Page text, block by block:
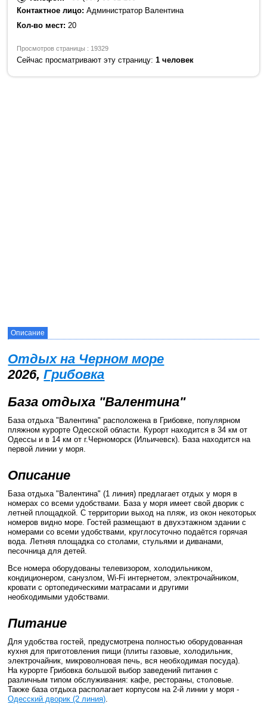
Контактное лицо: Администратор Валентина
Кол-во мест: 20
Просмотров страницы : 19329
Сейчас просматривают эту страницу:1 человек
Описание
Отдых на Черном море
2026,Грибовка
База отдыха "Валентина"
База отдыха "Валентина" расположена в Грибовке, популярном
пляжном курорте Одесской области. Курорт находится в 34 км от
Одессы и в 14 км от г.Черноморск (Ильичевск). База находится на
первой линии у моря.
Описание
База отдыха "Валентина" (1 линия) предлагает отдых у моря в
номерах со всеми удобствами. База у моря имеет свой дворик с
летней площадкой. С территории выход на пляж, из окон некоторых
номеров видно море. Гостей размещают в двухэтажном здании с
номерами со всеми удобствами, круглосуточно подаётся горячая
вода. Летняя площадка со столами, стульями и диванами,
песочница для детей.
Все номера оборудованы телевизором, холодильником,
кондиционером, санузлом, Wi-Fi интернетом, электрочайником,
кровати с ортопедическими матрасами и другими
необходимыми удобствами.
Питание
Для удобства гостей, предусмотрена полностью оборудованная
кухня для приготовления пищи (плиты газовые, холодильник,
электрочайник, микроволновая печь, вся необходимая посуда).
На курорте Грибовка большой выбор заведений питания с
различным типом обслуживания: кафе, рестораны, столовые.
Также база отдыха располагает корпусом на 2-й линии у моря -
Одесский дворик (2 линия)